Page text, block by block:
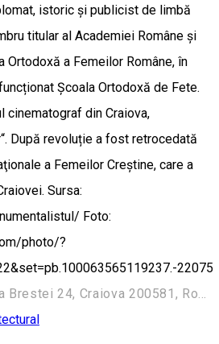
istoric și publicist de limbă
titular al Academiei Române și
Ortodoxă a Femeilor Române, în
Școala Ortodoxă de Fete.
cinematograf din Craiova,
După revoluție a fost retrocedată
a Femeilor Creştine, care a
Sursa:
Foto:
photo/?
Casa Bengescu, Strada Brestei 24, Craiova 200581, România